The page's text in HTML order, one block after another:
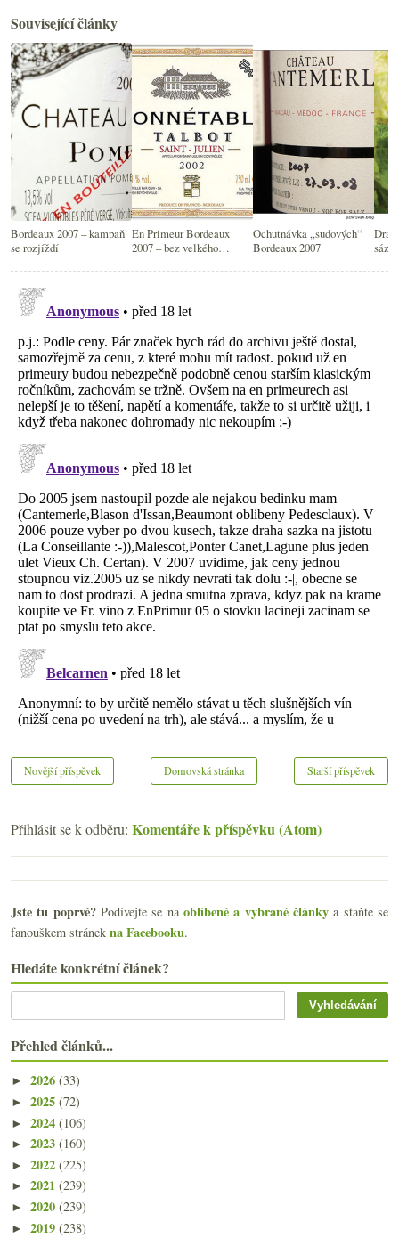
Související články
Bordeaux 2007 – kampaň
se rozjíždí
En Primeur Bordeaux
2007 – bez velkého
Ochutnávka „sudových“
Bordeaux 2007
Novější příspěvek Starší příspěvek
Domovská stránka
Přihlásit se k odběru: Komentáře k příspěvku (Atom)
Jste tu poprvé?Podívejte se naoblíbené a vybrané články a staňte se
fanouškem stránek na Facebooku.
Hledáte konkrétní článek?
Přehled článků...
► 2026 (33)
► 2025 (72)
► 2024 (106)
► 2023 (160)
► 2022 (225)
► 2021 (239)
► 2020 (239)
► 2019 (238)